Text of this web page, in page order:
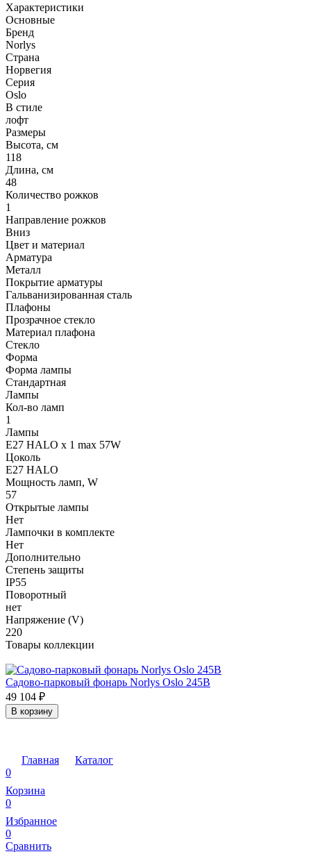
Характеристики
Основные
Бренд
Norlys
Страна
Норвегия
Серия
Oslo
В стиле
лофт
Размеры
Высота, см
118
Длина, см
48
Количество рожков
1
Направление рожков
Вниз
Цвет и материал
Арматура
Металл
Покрытие арматуры
Гальванизированная сталь
Плафоны
Прозрачное стекло
Материал плафона
Стекло
Форма
Форма лампы
Стандартная
Лампы
Кол-во ламп
1
Лампы
E27 HALO x 1 max 57W
Цоколь
E27 HALO
Мощность ламп, W
57
Открытые лампы
Нет
Лампочки в комплекте
Нет
Дополнительно
Степень защиты
IP55
Поворотный
нет
Напряжение (V)
220
Товары коллекции
Садово-парковый фонарь Norlys Oslo 245B
49 104 ₽
В корзину
Главная
Каталог
0
Корзина
0
Избранное
0
Сравнить